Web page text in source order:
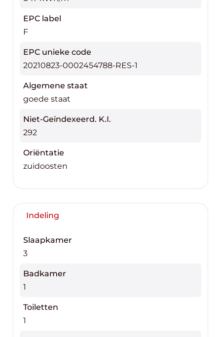
EPC label
F
EPC unieke code
20210823-0002454788-RES-1
Algemene staat
goede staat
Niet-Geïndexeerd. K.I.
292
Oriëntatie
zuidoosten
Indeling
Slaapkamer
3
Badkamer
1
Toiletten
1